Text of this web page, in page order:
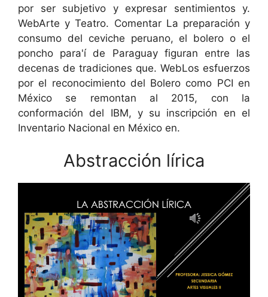
por ser subjetivo y expresar sentimientos y.
WebArte y Teatro. Comentar La preparación y
consumo del ceviche peruano, el bolero o el
poncho para'í de Paraguay figuran entre las
decenas de tradiciones que. WebLos esfuerzos
por el reconocimiento del Bolero como PCI en
México se remontan al 2015, con la
conformación del IBM, y su inscripción en el
Inventario Nacional en México en.
Abstracción lírica